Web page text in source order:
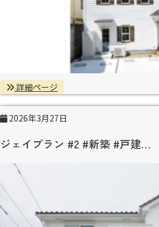
詳細ページ
2026年3月27日
ジェイプラン #2 #新築 #戸建…